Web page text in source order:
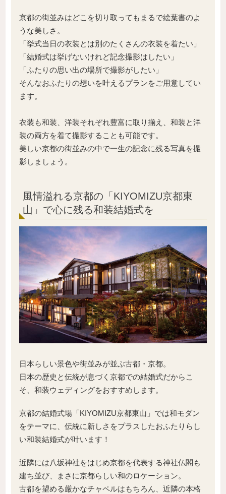
京都の街並みはどこを切り取ってもまるで絵葉書のよ
うな美しさ。
「挙式当日の衣装とは別のたくさんの衣装を着たい」
「結婚式は挙げないけれど記念撮影はしたい」
「ふたりの思い出の場所で撮影がしたい」
そんなおふたりの想いを叶えるプランをご用意してい
ます。
衣装も和装、洋装それぞれ豊富に取り揃え、和装と洋
装の両方を着て撮影することも可能です。
美しい京都の街並みの中で一生の記念に残る写真を撮
影しましょう。
風情溢れる京都の「KIYOMIZU京都東
山」で心に残る和装結婚式を
日本らしい景色や街並みが並ぶ古都・京都。
日本の歴史と伝統が息づく京都での結婚式だからこ
そ、和装ウェディングをおすすめします。
京都の結婚式場「KIYOMIZU京都東山」では和モダン
をテーマに、伝統に新しさをプラスしたおふたりらし
い和装結婚式が叶います！
近隣には八坂神社をはじめ京都を代表する神社仏閣も
建ち並び、まさに京都らしい和のロケーション。
古都を望める厳かなチャペルはもちろん、近隣の本格